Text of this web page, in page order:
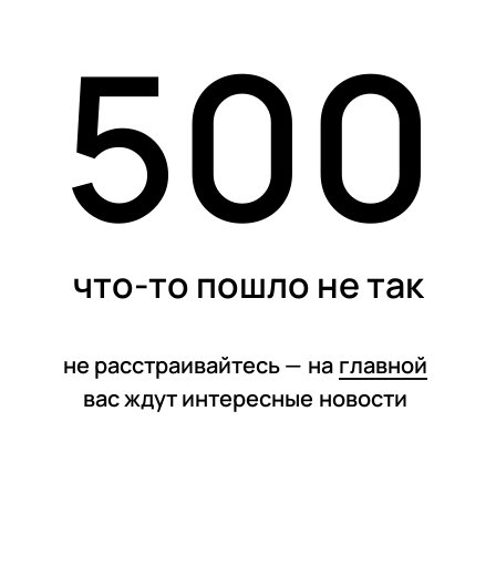
статьи
500
что-то пошло не так
не расстраивайтесь — на главной
вас ждут интересные новости